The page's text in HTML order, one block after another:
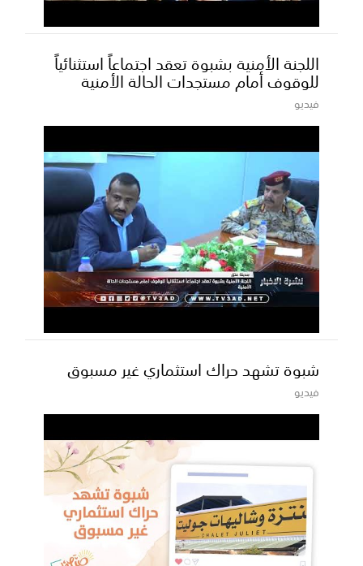
اللجنة الأمنية بشبوة تعقد اجتماعاً استثنائياً
للوقوف أمام مستجدات الحالة الأمنية
فيديو
شبوة تشهد حراك استثماري غير مسبوق
فيديو